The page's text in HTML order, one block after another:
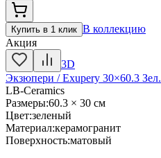
Купить в 1 клик В коллекцию
Акция
3D
Экзюпери / Exupery 30×60.3 Зел.
LB-Ceramics
Размеры:60.3 × 30 см
Цвет:зеленый
Материал:керамогранит
Поверхность:матовый